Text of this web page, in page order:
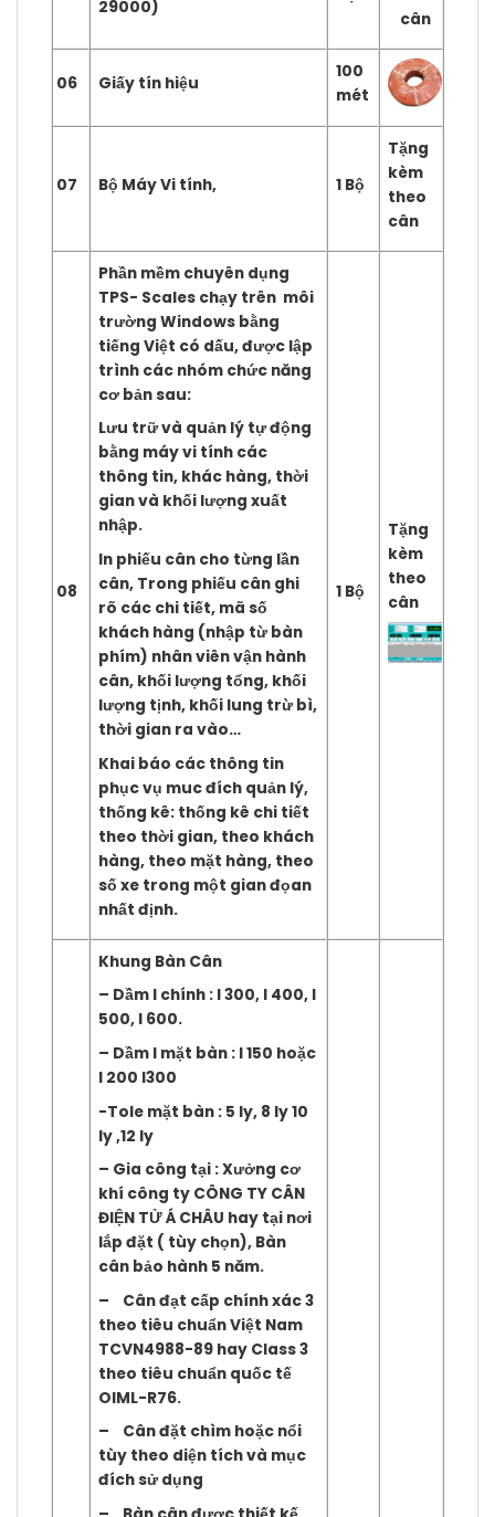
29000)
cân
06 Giấy tín hiệu
100
mét
07 Bộ Máy Vi tính, 1 Bộ
Tặng
kèm
theo
cân
08
Phần mềm chuyên dụng
TPS- Scales chạy trên môi
trường Windows bằng
tiếng Việt có dấu, được lập
trình các nhóm chức năng
cơ bản sau:
Lưu trữ và quản lý tự động
bằng máy vi tính các
thông tin, khác hàng, thời
gian và khối lượng xuất
nhập.
In phiếu cân cho từng lần
cân, Trong phiếu cân ghi
rõ các chi tiết, mã số
khách hàng (nhập từ bàn
phím) nhân viên vận hành
cân, khối lượng tổng, khối
lượng tịnh, khối lung trừ bì,
thời gian ra vào…
Khai báo các thông tin
phục vụ muc đích quản lý,
thống kê: thống kê chi tiết
theo thời gian, theo khách
hàng, theo mặt hàng, theo
số xe trong một gian đọan
nhất định.
1 Bộ
Tặng
kèm
theo
cân
Khung Bàn Cân
– Dầm I chính : I 300, I 400, I
500, I 600.
– Dầm I mặt bàn : I 150 hoặc
I 200 I300
-Tole mặt bàn : 5 ly, 8 ly 10
ly ,12 ly
– Gia công tại : Xưởng cơ
khí công ty CÔNG TY CÂN
ĐIỆN TỬ Á CHÂU hay tại nơi
lắp đặt ( tùy chọn), Bàn
cân bảo hành 5 năm.
– Cân đạt cấp chính xác 3
theo tiêu chuẩn Việt Nam
TCVN4988-89 hay Class 3
theo tiêu chuẩn quốc tế
OIML-R76.
– Cân đặt chìm hoặc nổi
tùy theo diện tích và mục
đích sử dụng